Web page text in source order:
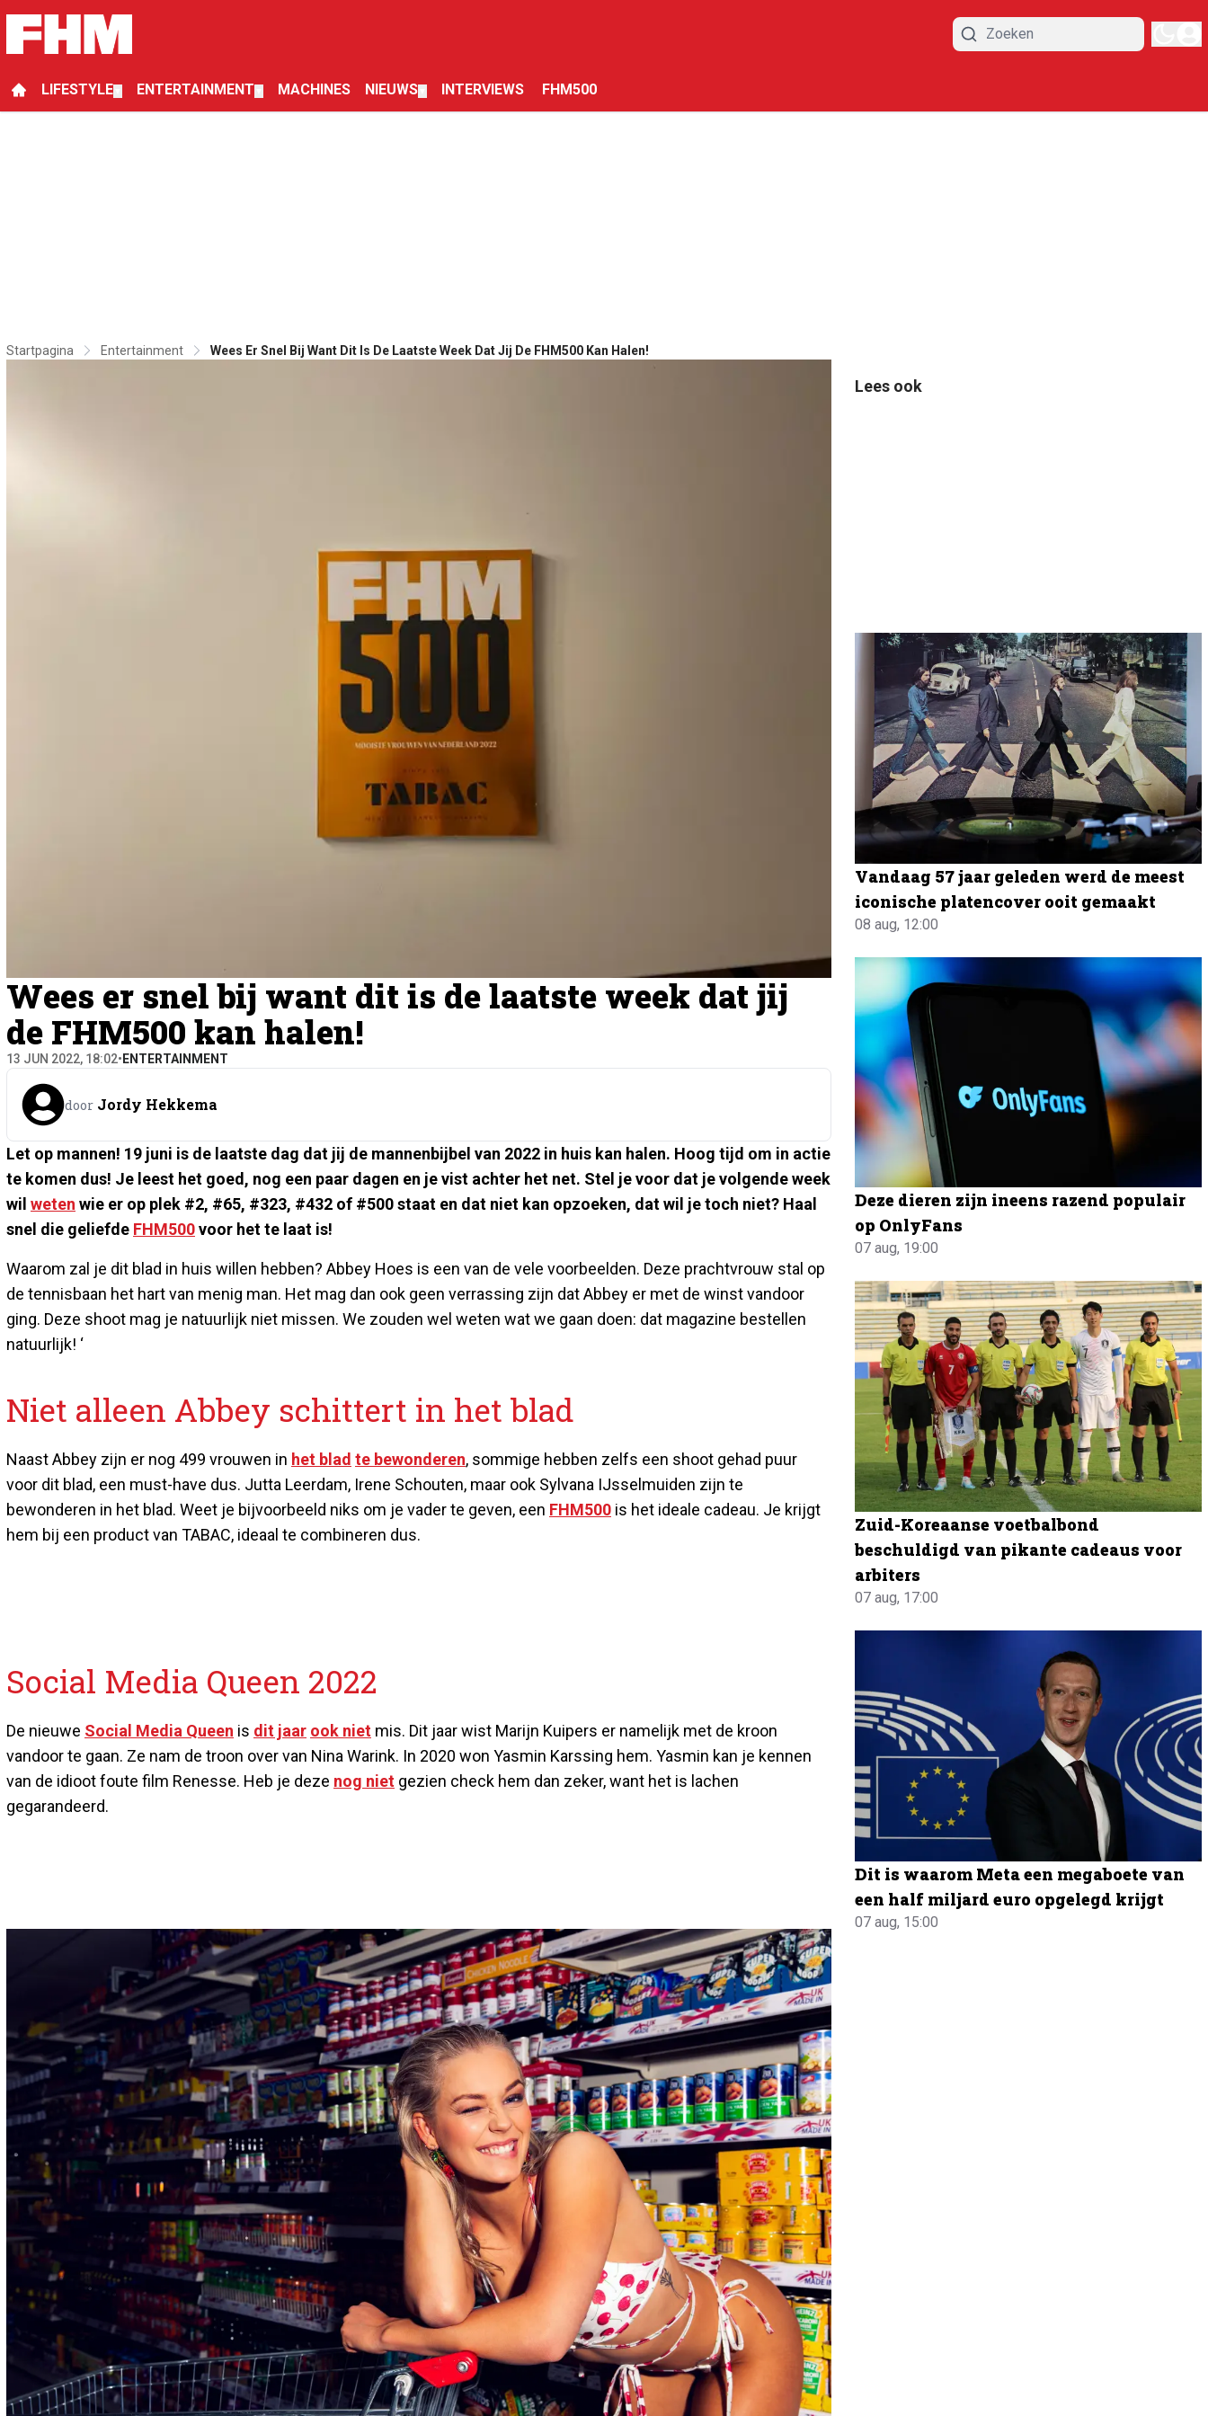
LIFESTYLE ENTERTAINMENT MACHINES NIEUWS INTERVIEWS FHM500
Startpagina Entertainment Wees Er Snel Bij Want Dit Is De Laatste Week Dat Jij De FHM500 Kan Halen!
Wees er snel bij want dit is de laatste week dat jij
de FHM500 kan halen!
13 JUN 2022, 18:02• ENTERTAINMENT
door Jordy Hekkema
Let op mannen! 19 juni is de laatste dag dat jij de mannenbijbel van 2022 in huis kan halen. Hoog tijd om in actie
te komen dus! Je leest het goed, nog een paar dagen en je vist achter het net. Stel je voor dat je volgende week
wil weten wie er op plek #2, #65, #323, #432 of #500 staat en dat niet kan opzoeken, dat wil je toch niet? Haal
snel die geliefde FHM500voor het te laat is!
Waarom zal je dit blad in huis willen hebben? Abbey Hoes is een van de vele voorbeelden. Deze prachtvrouw stal op
de tennisbaan het hart van menig man. Het mag dan ook geen verrassing zijn dat Abbey er met de winst vandoor
ging. Deze shoot mag je natuurlijk niet missen. We zouden wel weten wat we gaan doen: dat magazine bestellen
natuurlijk! ‘
Niet alleen Abbey schittert in het blad
Naast Abbey zijn er nog 499 vrouwen in het blad te bewonderen, sommige hebben zelfs een shoot gehad puur
voor dit blad, een must-have dus. Jutta Leerdam, Irene Schouten, maar ook Sylvana IJsselmuiden zijn te
bewonderen in het blad. Weet je bijvoorbeeld niks om je vader te geven, een FHM500 is het ideale cadeau. Je krijgt
hem bij een product van TABAC, ideaal te combineren dus.
Social Media Queen 2022
De nieuwe Social Media Queen is dit jaar ook niet mis. Dit jaar wist Marijn Kuipers er namelijk met de kroon
vandoor te gaan. Ze nam de troon over van Nina Warink. In 2020 won Yasmin Karssing hem. Yasmin kan je kennen
van de idioot foute film Renesse. Heb je deze nog niet gezien check hem dan zeker, want het is lachen
gegarandeerd.
Lees ook
Vandaag 57 jaar geleden werd de meest
iconische platencover ooit gemaakt
08 aug, 12:00
Deze dieren zijn ineens razend populair
op OnlyFans
07 aug, 19:00
Zuid-Koreaanse voetbalbond
beschuldigd van pikante cadeaus voor
arbiters
07 aug, 17:00
Dit is waarom Meta een megaboete van
een half miljard euro opgelegd krijgt
07 aug, 15:00